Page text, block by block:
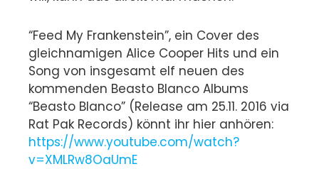
“Feed My Frankenstein”, ein Cover des
gleichnamigen Alice Cooper Hits und ein
Song von insgesamt elf neuen des
kommenden Beasto Blanco Albums
“Beasto Blanco” (Release am 25.11. 2016 via
Rat Pak Records) könnt ihr hier anhören:
https://www.youtube.com/watch?
v=XMLRw8OaUmE